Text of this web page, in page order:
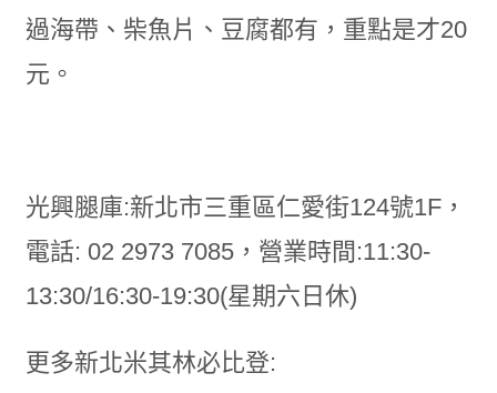
過海帶、柴魚片、豆腐都有，重點是才20
元。
光興腿庫:新北市三重區仁愛街124號1F，
電話: 02 2973 7085，營業時間:11:30-
13:30/16:30-19:30(星期六日休)
更多新北米其林必比登: